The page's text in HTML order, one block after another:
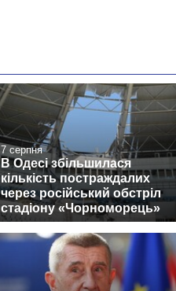
7 серпня
В Одесі збільшилася
кількість постраждалих
через російський обстріл
стадіону «Чорноморець»